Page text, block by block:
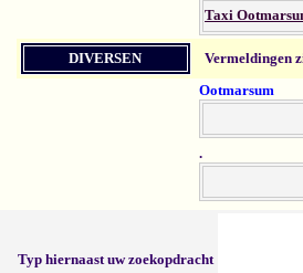
Taxi
DIVERSEN Vermeldingen
Ootmarsum
.
Typ hiernaast uw zoekopdracht